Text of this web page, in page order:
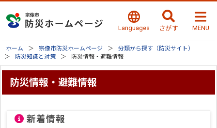
Languages さがす MENU
ホーム 宗像市防災ホームページ
分類から探す（防災サイト）
防災知識と対策
防災情報・避難情報
防災情報・避難情報
新着情報